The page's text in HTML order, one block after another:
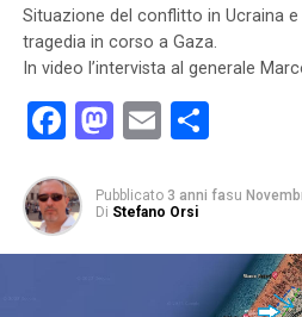
Situazione del conflitto in Ucraina
tragedia in corso a Gaza.
In video l’intervista al generale
Facebook
Mastodon
Email
Pubblicato 3 anni fasu
Di Stefano Orsi